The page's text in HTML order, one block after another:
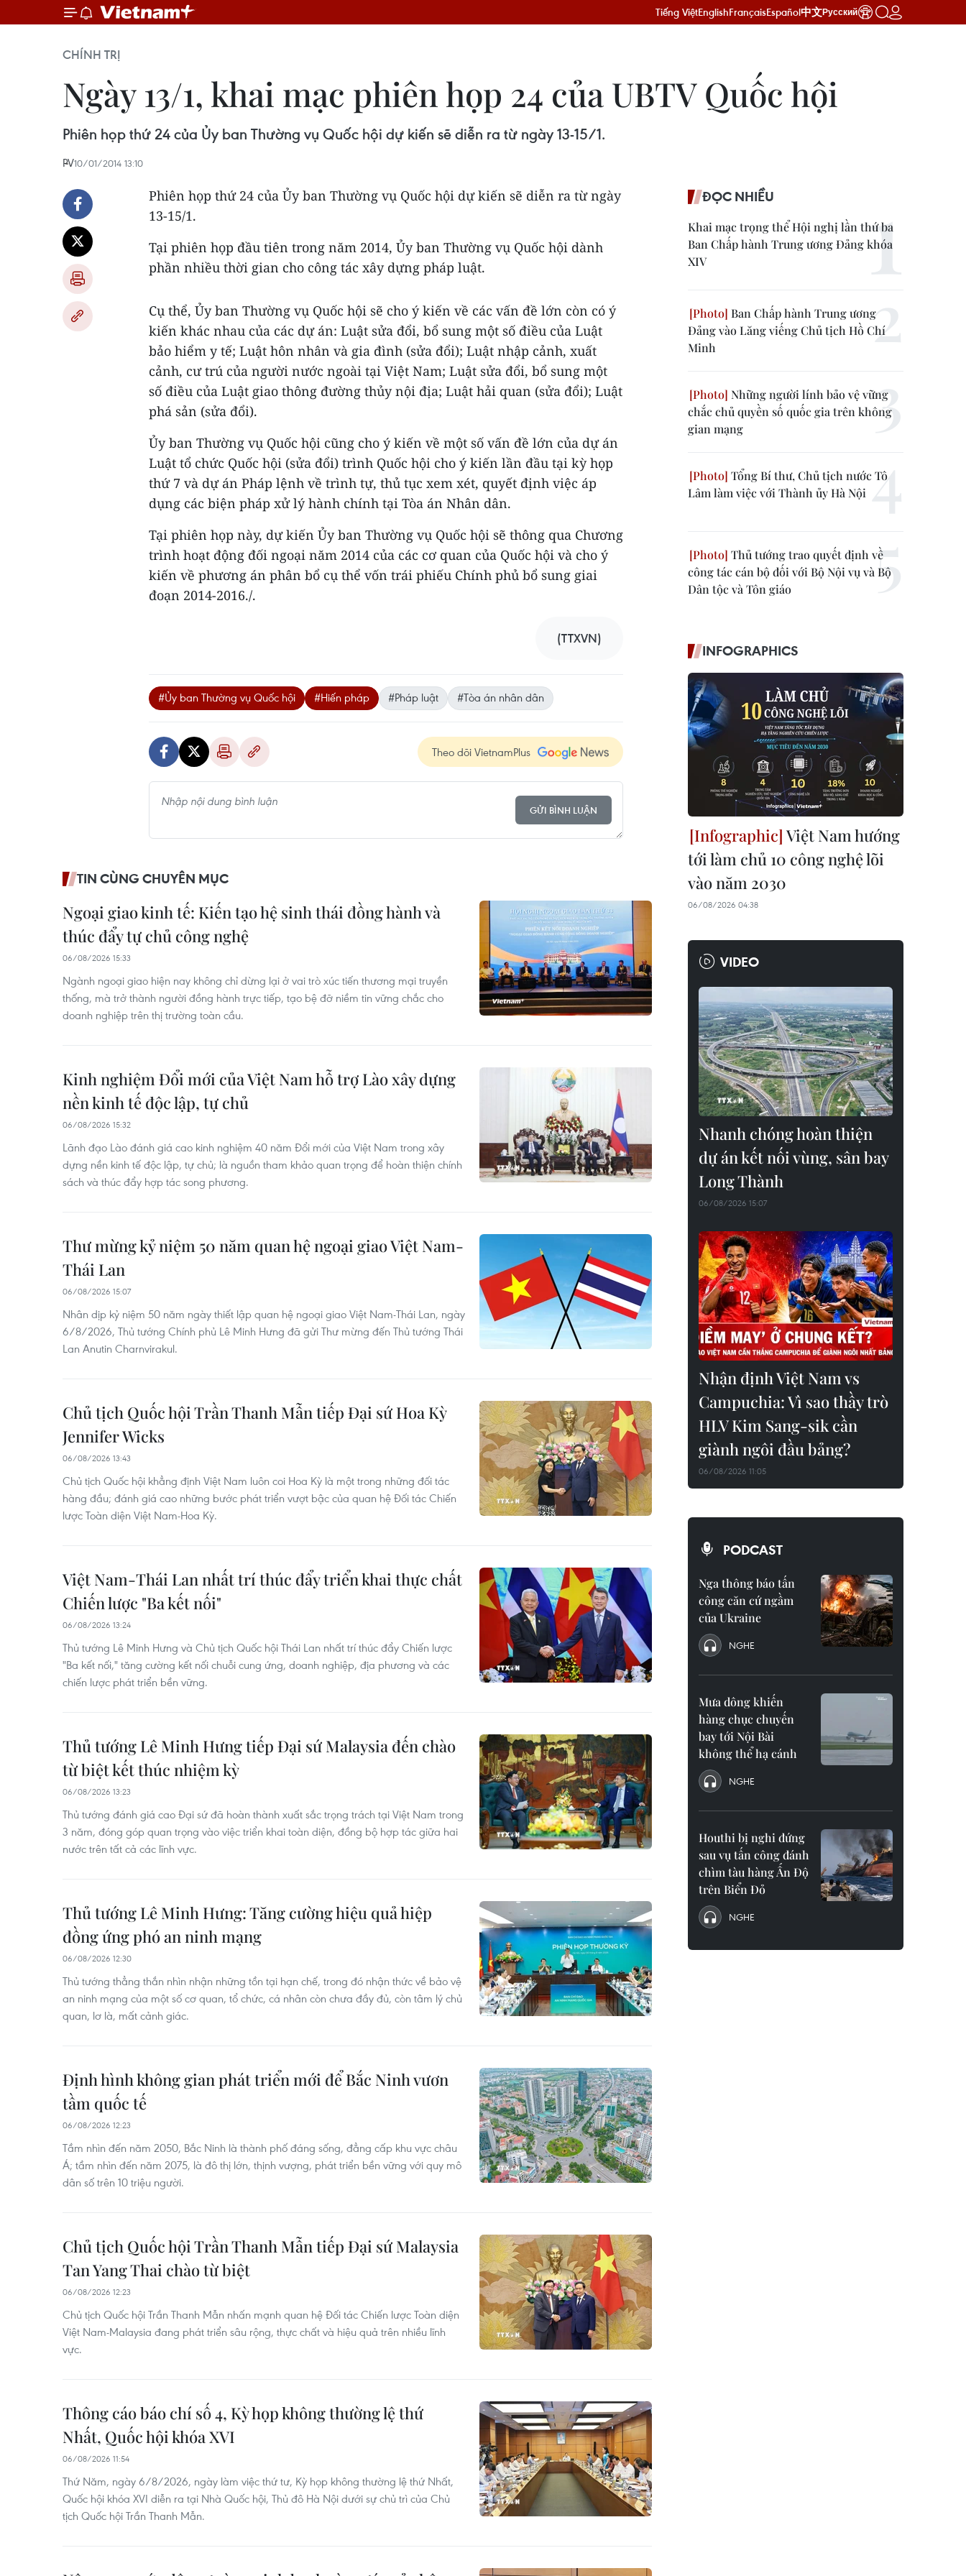
Tiếng ViệtEnglishFrançaisEspañol中文Русский
CHÍNH TRỊ
Ngày 13/1, khai mạc phiên họp 24 của UBTV Quốc hội
Phiên họp thứ 24 của Ủy ban Thường vụ Quốc hội dự kiến sẽ diễn ra từ ngày 13-15/1.
PV10/01/2014 13:10
Phiên họp thứ 24 của Ủy ban Thường vụ Quốc hội dự kiến sẽ diễn ra từ ngày
13-15/1.
Tại phiên họp đầu tiên trong năm 2014, Ủy ban Thường vụ Quốc hội dành
phần nhiều thời gian cho công tác xây dựng pháp luật.
Cụ thể, Ủy ban Thường vụ Quốc hội sẽ cho ý kiến về các vấn đề lớn còn có ý
kiến khác nhau của các dự án: Luật sửa đổi, bổ sung một số điều của Luật
bảo hiểm y tế; Luật hôn nhân và gia đình (sửa đổi); Luật nhập cảnh, xuất
cảnh, cư trú của người nước ngoài tại Việt Nam; Luật sửa đổi, bổ sung một
số điều của Luật giao thông đường thủy nội địa; Luật hải quan (sửa đổi); Luật
phá sản (sửa đổi).
Ủy ban Thường vụ Quốc hội cũng cho ý kiến về một số vấn đề lớn của dự án
Luật tổ chức Quốc hội (sửa đổi) trình Quốc hội cho ý kiến lần đầu tại kỳ họp
thứ 7 và dự án Pháp lệnh về trình tự, thủ tục xem xét, quyết định việc áp
dụng các biện pháp xử lý hành chính tại Tòa án Nhân dân.
Tại phiên họp này, dự kiến Ủy ban Thường vụ Quốc hội sẽ thông qua Chương
trình hoạt động đối ngoại năm 2014 của các cơ quan của Quốc hội và cho ý
kiến về phương án phân bổ cụ thể vốn trái phiếu Chính phủ bổ sung giai
đoạn 2014-2016./.
(TTXVN)
#Ủy ban Thường vụ Quốc hội #Hiến pháp #Pháp luật #Tòa án nhân dân
Theo dõi VietnamPlus
GỬI BÌNH LUẬN
TIN CÙNG CHUYÊN MỤC
Ngoại giao kinh tế: Kiến tạo hệ sinh thái đồng hành và
thúc đẩy tự chủ công nghệ
06/08/2026 15:33
Ngành ngoại giao hiện nay không chỉ dừng lại ở vai trò xúc tiến thương mại truyền
thống, mà trở thành người đồng hành trực tiếp, tạo bệ đỡ niềm tin vững chắc cho
doanh nghiệp trên thị trường toàn cầu.
Kinh nghiệm Đổi mới của Việt Nam hỗ trợ Lào xây dựng
nền kinh tế độc lập, tự chủ
06/08/2026 15:32
Lãnh đạo Lào đánh giá cao kinh nghiệm 40 năm Đổi mới của Việt Nam trong xây
dựng nền kinh tế độc lập, tự chủ; là nguồn tham khảo quan trọng để hoàn thiện chính
sách và thúc đẩy hợp tác song phương.
Thư mừng kỷ niệm 50 năm quan hệ ngoại giao Việt Nam-
Thái Lan
06/08/2026 15:07
Nhân dịp kỷ niệm 50 năm ngày thiết lập quan hệ ngoại giao Việt Nam-Thái Lan, ngày
6/8/2026, Thủ tướng Chính phủ Lê Minh Hưng đã gửi Thư mừng đến Thủ tướng Thái
Lan Anutin Charnvirakul.
Chủ tịch Quốc hội Trần Thanh Mẫn tiếp Đại sứ Hoa Kỳ
Jennifer Wicks
06/08/2026 13:43
Chủ tịch Quốc hội khẳng định Việt Nam luôn coi Hoa Kỳ là một trong những đối tác
hàng đầu; đánh giá cao những bước phát triển vượt bậc của quan hệ Đối tác Chiến
lược Toàn diện Việt Nam-Hoa Kỳ.
Việt Nam-Thái Lan nhất trí thúc đẩy triển khai thực chất
Chiến lược "Ba kết nối"
06/08/2026 13:24
Thủ tướng Lê Minh Hưng và Chủ tịch Quốc hội Thái Lan nhất trí thúc đẩy Chiến lược
"Ba kết nối," tăng cường kết nối chuỗi cung ứng, doanh nghiệp, địa phương và các
chiến lược phát triển bền vững.
Thủ tướng Lê Minh Hưng tiếp Đại sứ Malaysia đến chào
từ biệt kết thúc nhiệm kỳ
06/08/2026 13:23
Thủ tướng đánh giá cao Đại sứ đã hoàn thành xuất sắc trọng trách tại Việt Nam trong
3 năm, đóng góp quan trọng vào việc triển khai toàn diện, đồng bộ hợp tác giữa hai
nước trên tất cả các lĩnh vực.
Thủ tướng Lê Minh Hưng: Tăng cường hiệu quả hiệp
đồng ứng phó an ninh mạng
06/08/2026 12:30
Thủ tướng thẳng thắn nhìn nhận những tồn tại hạn chế, trong đó nhận thức về bảo vệ
an ninh mạng của một số cơ quan, tổ chức, cá nhân còn chưa đầy đủ, còn tâm lý chủ
quan, lơ là, mất cảnh giác.
Định hình không gian phát triển mới để Bắc Ninh vươn
tầm quốc tế
06/08/2026 12:23
Tầm nhìn đến năm 2050, Bắc Ninh là thành phố đáng sống, đẳng cấp khu vực châu
Á; tầm nhìn đến năm 2075, là đô thị lớn, thịnh vượng, phát triển bền vững với quy mô
dân số trên 10 triệu người.
Chủ tịch Quốc hội Trần Thanh Mẫn tiếp Đại sứ Malaysia
Tan Yang Thai chào từ biệt
06/08/2026 12:23
Chủ tịch Quốc hội Trần Thanh Mẫn nhấn mạnh quan hệ Đối tác Chiến lược Toàn diện
Việt Nam-Malaysia đang phát triển sâu rộng, thực chất và hiệu quả trên nhiều lĩnh
vực.
Thông cáo báo chí số 4, Kỳ họp không thường lệ thứ
Nhất, Quốc hội khóa XVI
06/08/2026 11:54
Thứ Năm, ngày 6/8/2026, ngày làm việc thứ tư, Kỳ họp không thường lệ thứ Nhất,
Quốc hội khóa XVI diễn ra tại Nhà Quốc hội, Thủ đô Hà Nội dưới sự chủ trì của Chủ
tịch Quốc hội Trần Thanh Mẫn.
ĐỌC NHIỀU
Khai mạc trọng thể Hội nghị lần thứ ba
Ban Chấp hành Trung ương Đảng khóa
XIV
Ban Chấp hành Trung ương
Đảng vào Lăng viếng Chủ tịch Hồ Chí
Minh
Những người lính bảo vệ vững
chắc chủ quyền số quốc gia trên không
gian mạng
Tổng Bí thư, Chủ tịch nước Tô
Lâm làm việc với Thành ủy Hà Nội
Thủ tướng trao quyết định về
công tác cán bộ đối với Bộ Nội vụ và Bộ
Dân tộc và Tôn giáo
INFOGRAPHICS
Việt Nam hướng
tới làm chủ 10 công nghệ lõi
vào năm 2030
06/08/2026 04:38
VIDEO
Nhanh chóng hoàn thiện
dự án kết nối vùng, sân bay
Long Thành
06/08/2026 15:07
Nhận định Việt Nam vs
Campuchia: Vì sao thầy trò
HLV Kim Sang-sik cần
giành ngôi đầu bảng?
06/08/2026 11:05
PODCAST
Nga thông báo tấn
công căn cứ ngầm
của Ukraine
NGHE
Mưa dông khiến
hàng chục chuyến
bay tới Nội Bài
không thể hạ cánh
NGHE
Houthi bị nghi đứng
sau vụ tấn công đánh
chìm tàu hàng Ấn Độ
trên Biển Đỏ
NGHE